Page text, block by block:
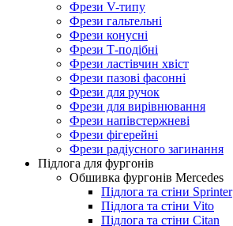
Фрези V-типу
Фрези гальтельні
Фрези конусні
Фрези Т-подібні
Фрези ластівчин хвіст
Фрези пазові фасонні
Фрези для ручок
Фрези для вирівнювання
Фрези напівстержневі
Фрези фігерейні
Фрези радіусного загинання
Підлога для фургонів
Обшивка фургонів Mercedes
Підлога та стіни Sprinter
Підлога та стіни Vito
Підлога та стіни Citan